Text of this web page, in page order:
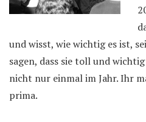
und wisst, wie wichtig es ist,
sagen, dass sie toll und
nicht nur einmal im Jahr. Ihr
prima.